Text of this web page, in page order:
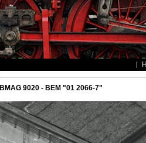
BMAG 9020 - BEM "01 2066-7"